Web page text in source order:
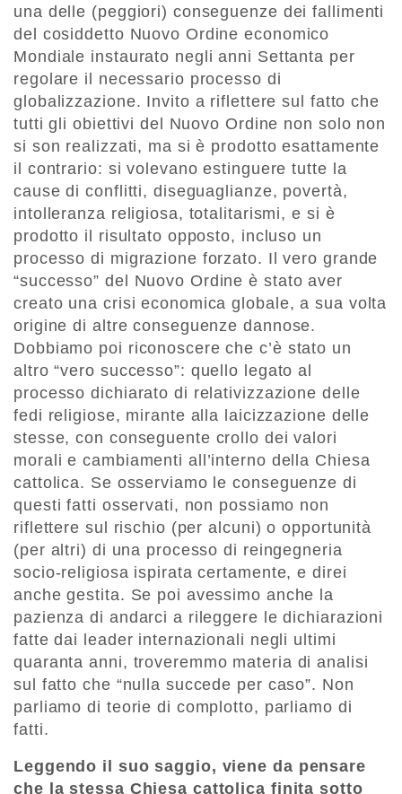
una delle (peggiori) conseguenze dei fallimenti
del cosiddetto Nuovo Ordine economico
Mondiale instaurato negli anni Settanta per
regolare il necessario processo di
globalizzazione. Invito a riflettere sul fatto che
tutti gli obiettivi del Nuovo Ordine non solo non
si son realizzati, ma si è prodotto esattamente
il contrario: si volevano estinguere tutte la
cause di conflitti, diseguaglianze, povertà,
intolleranza religiosa, totalitarismi, e si è
prodotto il risultato opposto, incluso un
processo di migrazione forzato. Il vero grande
“successo” del Nuovo Ordine è stato aver
creato una crisi economica globale, a sua volta
origine di altre conseguenze dannose.
Dobbiamo poi riconoscere che c’è stato un
altro “vero successo”: quello legato al
processo dichiarato di relativizzazione delle
fedi religiose, mirante alla laicizzazione delle
stesse, con conseguente crollo dei valori
morali e cambiamenti all’interno della Chiesa
cattolica. Se osserviamo le conseguenze di
questi fatti osservati, non possiamo non
riflettere sul rischio (per alcuni) o opportunità
(per altri) di una processo di reingegneria
socio-religiosa ispirata certamente, e direi
anche gestita. Se poi avessimo anche la
pazienza di andarci a rileggere le dichiarazioni
fatte dai leader internazionali negli ultimi
quaranta anni, troveremmo materia di analisi
sul fatto che “nulla succede per caso”. Non
parliamo di teorie di complotto, parliamo di
fatti.
Leggendo il suo saggio, viene da pensare
che la stessa Chiesa cattolica finita sotto